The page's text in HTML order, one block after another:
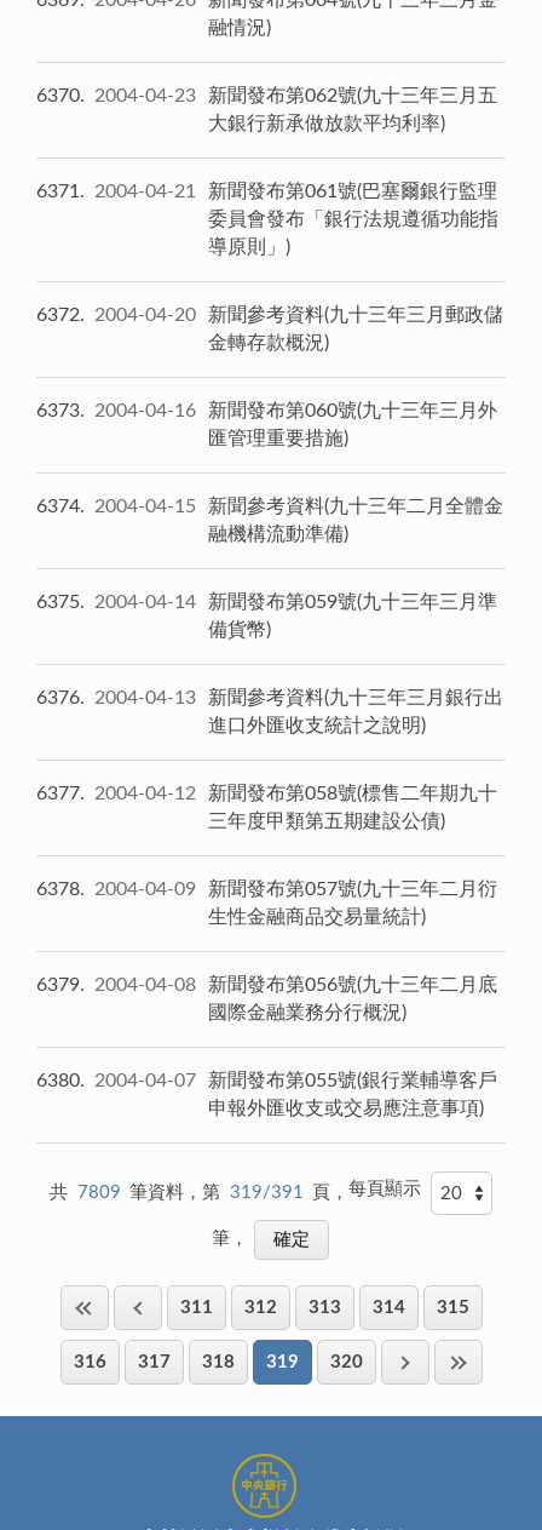
融情況)
6370 2004-04-23
新聞發布第062號(九十三年三月五
大銀行新承做放款平均利率)
6371 2004-04-21
新聞發布第061號(巴塞爾銀行監理
委員會發布「銀行法規遵循功能指
導原則」)
6372 2004-04-20
新聞參考資料(九十三年三月郵政儲
金轉存款概況)
6373 2004-04-16
新聞發布第060號(九十三年三月外
匯管理重要措施)
6374 2004-04-15
新聞參考資料(九十三年二月全體金
融機構流動準備)
6375 2004-04-14
新聞發布第059號(九十三年三月準
備貨幣)
6376 2004-04-13
新聞參考資料(九十三年三月銀行出
進口外匯收支統計之說明)
6377 2004-04-12
新聞發布第058號(標售二年期九十
三年度甲類第五期建設公債)
6378 2004-04-09
新聞發布第057號(九十三年二月衍
生性金融商品交易量統計)
6379 2004-04-08
新聞發布第056號(九十三年二月底
國際金融業務分行概況)
6380 2004-04-07
新聞發布第055號(銀行業輔導客戶
申報外匯收支或交易應注意事項)
共 7809 筆資料，第 319/391 頁， 每頁顯示
筆，
311 312 313 314 315
316 317 318 319 320